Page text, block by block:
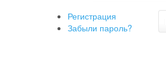
Регистрация
Забыли пароль?